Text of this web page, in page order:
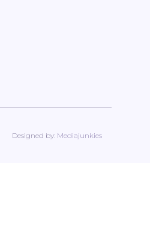
Designed by: Mediajunkies